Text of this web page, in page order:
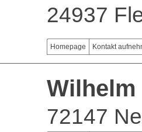
24937
Homepage Kontakt
Wilhelm
72147